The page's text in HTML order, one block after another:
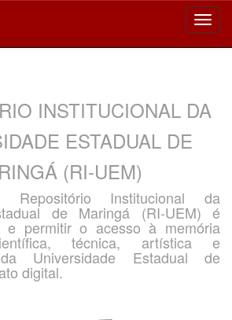
INSTITUCIONAL DA
ESTADUAL DE
(RI-UEM)
Institucional da
de Maringá (RI-UEM) é
e permitir o acesso à memória
técnica, artística e
Universidade Estadual de
digital.